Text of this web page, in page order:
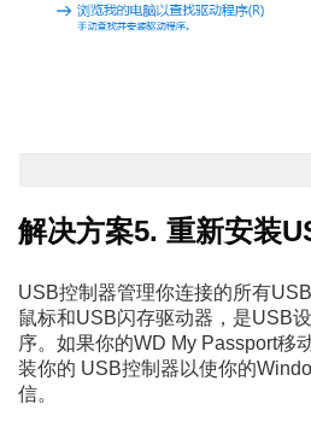
解决方案5. 重新安装
USB控制器管理你连接的所有
鼠标和USB闪存驱动器，是USB
序。如果你的WD My Passport移
装你的 USB控制器以使你的
信。